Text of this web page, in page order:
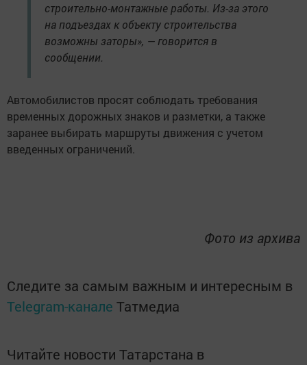
строительно-монтажные работы. Из-за этого
на подъездах к объекту строительства
возможны заторы», — говорится в
сообщении.
Автомобилистов просят соблюдать требования
временных дорожных знаков и разметки, а также
заранее выбирать маршруты движения с учетом
введенных ограничений.
Фото из архива
Следите за самым важным и интересным в
Telegram-канале Татмедиа
Читайте новости Татарстана в